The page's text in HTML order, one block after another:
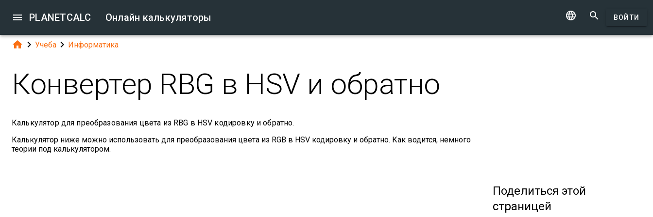
 PLANETCALC Онлайн калькуляторы   ВОЙТИ
  Учеба  Информатика
Конвертер RBG в HSV и обратно
Калькулятор для преобразования цвета из RBG в HSV кодировку и обратно.
Калькулятор ниже можно использовать для преобразования цвета из RGB в HSV кодировку и обратно. Как водится, немного
теории под калькулятором.
Поделиться этой
страницей